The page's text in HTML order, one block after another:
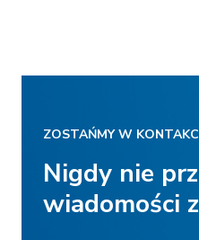
ZOSTAŃMY W
Nigdy nie
wiadomości